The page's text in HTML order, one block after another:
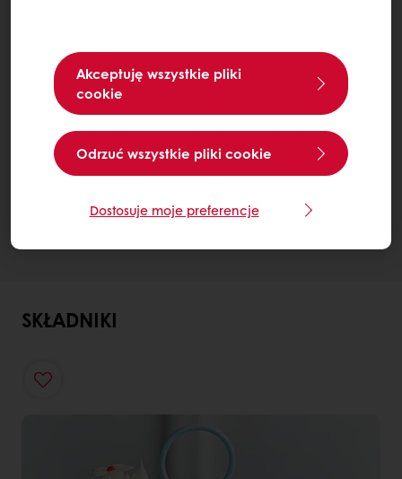
SKŁADNIKI
Akceptuję wszystkie pliki
cookie
Odrzuć wszystkie pliki cookie
Dostosuje moje preferencje